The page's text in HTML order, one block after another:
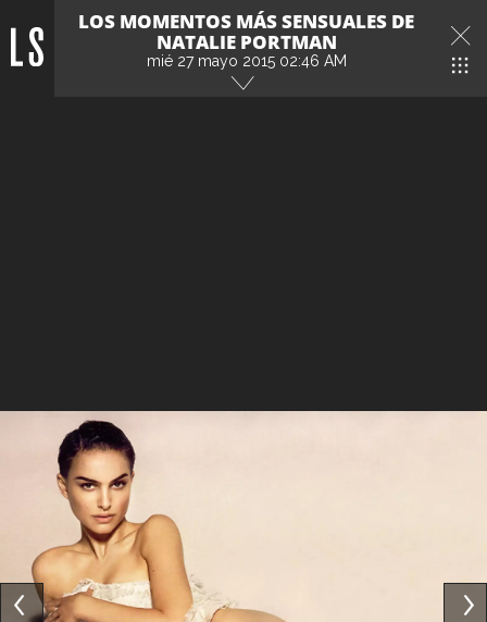
LOS MOMENTOS MÁS SENSUALES DE
NATALIE PORTMAN
mié 27 mayo 2015 02:46 AM